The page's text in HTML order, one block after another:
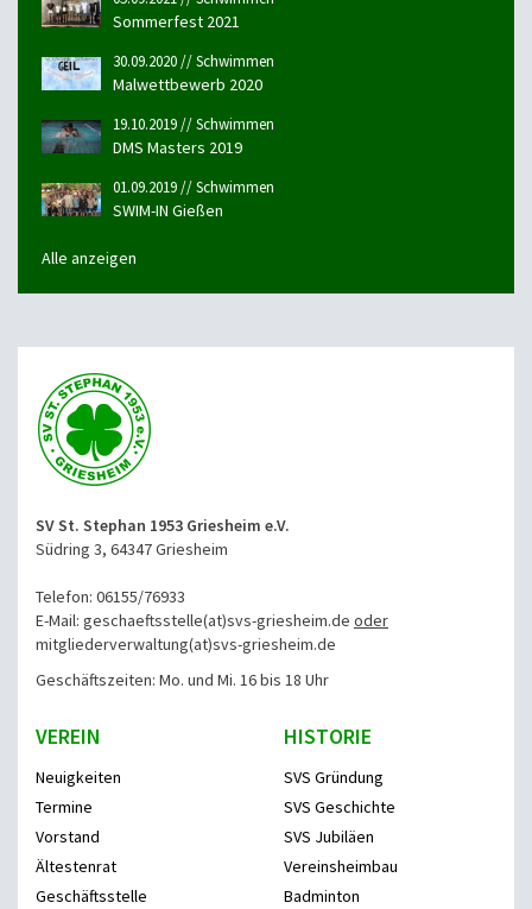
Sommerfest 2021
30.09.2020 // Schwimmen
Malwettbewerb 2020
19.10.2019 // Schwimmen
DMS Masters 2019
01.09.2019 // Schwimmen
SWIM-IN Gießen
Alle anzeigen
SV St. Stephan 1953 Griesheim e.V.
Südring 3, 64347 Griesheim
Telefon: 06155/76933
E-Mail: geschaeftsstelle(at)svs-griesheim.de oder
mitgliederverwaltung(at)svs-griesheim.de
Geschäftszeiten: Mo. und Mi. 16 bis 18 Uhr
VEREIN
Neuigkeiten
Termine
Vorstand
Ältestenrat
Geschäftsstelle
HISTORIE
SVS Gründung
SVS Geschichte
SVS Jubiläen
Vereinsheimbau
Badminton